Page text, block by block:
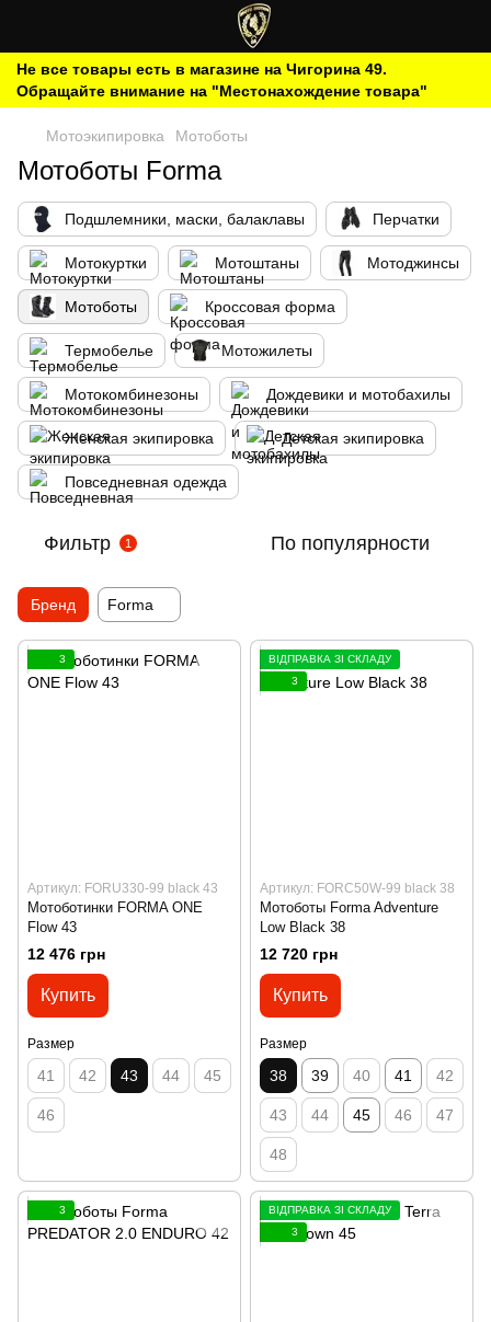
Не все товары есть в магазине на Чигорина 49.
Обращайте внимание на "Местонахождение товара"
Мотоэкипировка Мотоботы
Мотоботы Forma
Подшлемники, маски, балаклавы Перчатки
Мотокуртки Мотоштаны Мотоджинсы
Мотоботы Кроссовая форма
Термобелье Мотожилеты
Мотокомбинезоны Дождевики и мотобахилы
Женская экипировка Детская экипировка
Повседневная одежда
Фильтр 1 По популярности
Бренд Forma
3
Артикул: FORU330-99 black 43
Мотоботинки FORMA ONE
Flow 43
12 476 грн
Купить
Размер
41 42 43 44 45
46
ВІДПРАВКА ЗІ СКЛАДУ
3
Артикул: FORC50W-99 black 38
Мотоботы Forma Adventure
Low Black 38
12 720 грн
Купить
Размер
38 39 40 41 42
43 44 45 46 47
48
3
ВІДПРАВКА ЗІ СКЛАДУ
3